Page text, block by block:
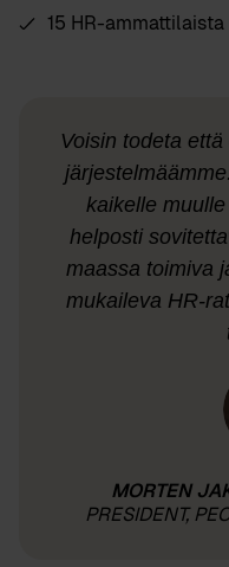
15 HR-ammattilaista
Voisin todeta
kaikelle
helposti
maassa toimiva
mukaileva HR-
MORTEN
PRESIDENT,